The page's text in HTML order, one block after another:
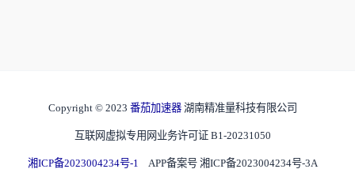
Copyright © 2023 番茄加速器 湖南精准量科技有限公司
互联网虚拟专用网业务许可证 B1-20231050
湘ICP备2023004234号-1 APP备案号 湘ICP备2023004234号-3A